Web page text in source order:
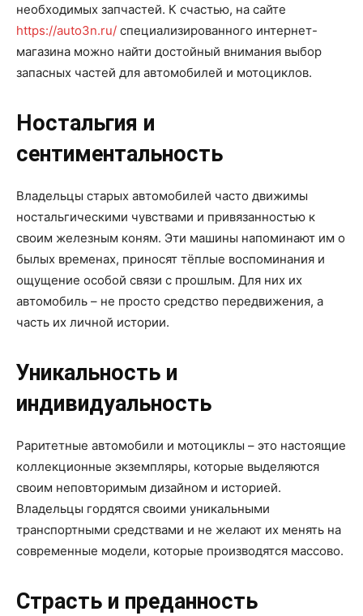
необходимых запчастей. К счастью, на сайте
https://auto3n.ru/ специализированного интернет-
магазина можно найти достойный внимания выбор
запасных частей для автомобилей и мотоциклов.
Ностальгия и
сентиментальность
Владельцы старых автомобилей часто движимы
ностальгическими чувствами и привязанностью к
своим железным коням. Эти машины напоминают им о
былых временах, приносят тёплые воспоминания и
ощущение особой связи с прошлым. Для них их
автомобиль – не просто средство передвижения, а
часть их личной истории.
Уникальность и
индивидуальность
Раритетные автомобили и мотоциклы – это настоящие
коллекционные экземпляры, которые выделяются
своим неповторимым дизайном и историей.
Владельцы гордятся своими уникальными
транспортными средствами и не желают их менять на
современные модели, которые производятся массово.
Страсть и преданность